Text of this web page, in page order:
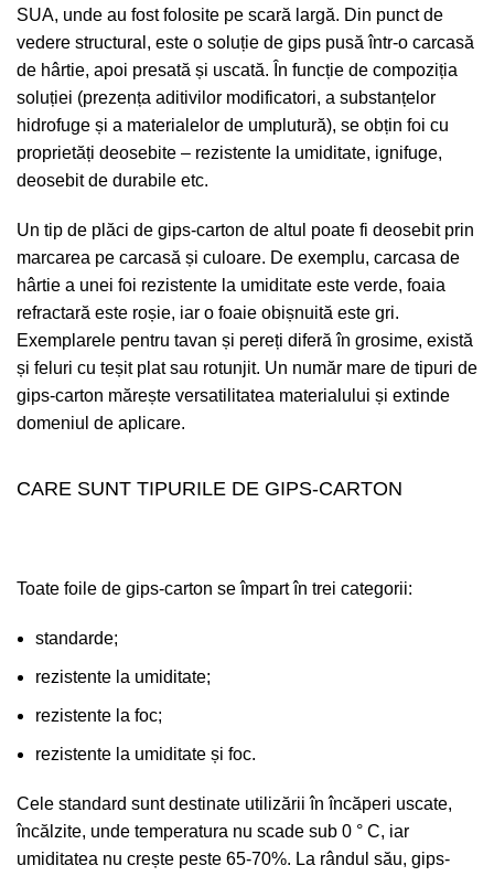
SUA, unde au fost folosite pe scară largă. Din punct de
vedere structural, este o soluție de gips pusă într-o carcasă
de hârtie, apoi presată și uscată. În funcție de compoziția
soluției (prezența aditivilor modificatori, a substanțelor
hidrofuge și a materialelor de umplutură), se obțin foi cu
proprietăți deosebite – rezistente la umiditate, ignifuge,
deosebit de durabile etc.
Un tip de plăci de gips-carton de altul poate fi deosebit prin
marcarea pe carcasă și culoare. De exemplu, carcasa de
hârtie a unei foi rezistente la umiditate este verde, foaia
refractară este roșie, iar o foaie obișnuită este gri.
Exemplarele pentru tavan și pereți diferă în grosime, există
și feluri cu teșit plat sau rotunjit. Un număr mare de tipuri de
gips-carton mărește versatilitatea materialului și extinde
domeniul de aplicare.
CARE SUNT TIPURILE DE GIPS-CARTON
Toate foile de gips-carton se împart în trei categorii:
standarde;
rezistente la umiditate;
rezistente la foc;
rezistente la umiditate și foc.
Cele standard sunt destinate utilizării în încăperi uscate,
încălzite, unde temperatura nu scade sub 0 ° C, iar
umiditatea nu crește peste 65-70%. La rândul său, gips-